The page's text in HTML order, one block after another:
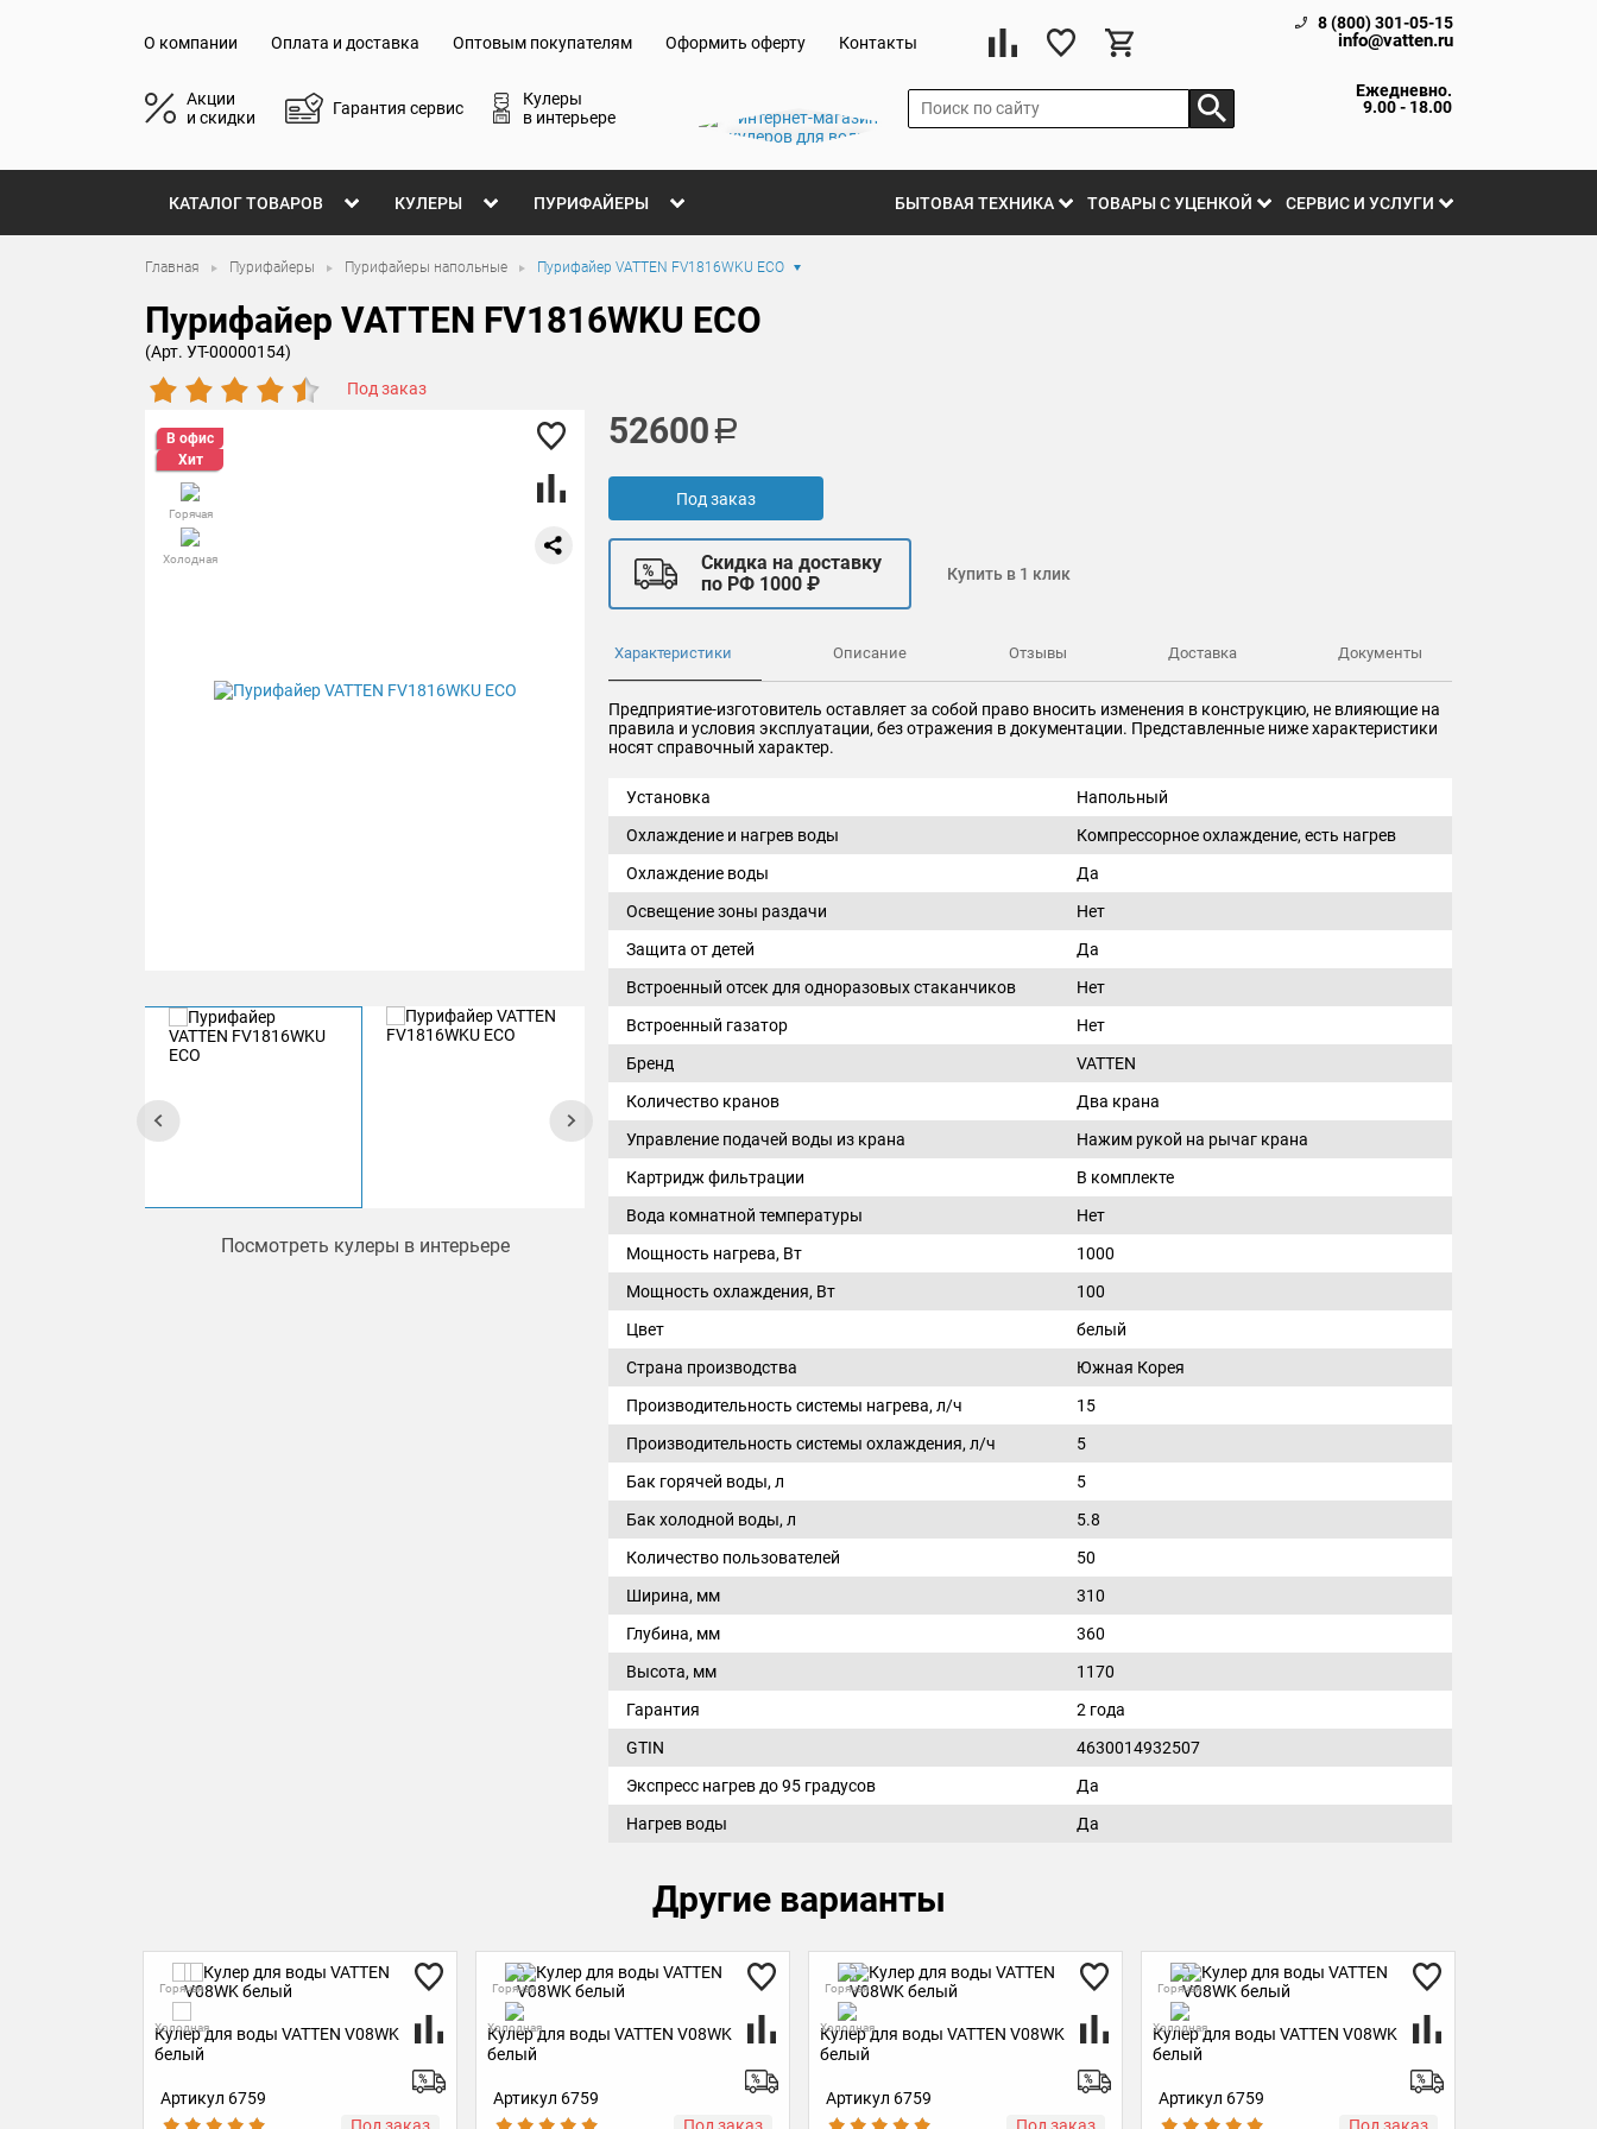
О компании Оплата и доставка Оптовым покупателям Оформить оферту Контакты
8 (800) 301-05-15
info@vatten.ru
Акции
и скидки
Гарантия сервис
Кулеры
в интерьере
Ежедневно.
9.00 - 18.00
КАТАЛОГ ТОВАРОВ КУЛЕРЫ ПУРИФАЙЕРЫ БЫТОВАЯ ТЕХНИКА ТОВАРЫ С УЦЕНКОЙ СЕРВИС И УСЛУГИ
Главная Пурифайеры Пурифайеры напольные Пурифайер VATTEN FV1816WKU ECO
Пурифайер VATTEN FV1816WKU ECO
(Арт. УТ-00000154)
Под заказ
В офис
Хит
Горячая
Холодная
Посмотреть кулеры в интерьере
52600
Под заказ
Скидка на доставку
по РФ 1000 ₽
Купить в 1 клик
Характеристики Описание Отзывы Доставка Документы
Предприятие-изготовитель оставляет за собой право вносить изменения в конструкцию, не влияющие на
правила и условия эксплуатации, без отражения в документации. Представленные ниже характеристики
носят справочный характер.
Установка
Напольный
Охлаждение и нагрев воды
Компрессорное охлаждение, есть нагрев
Охлаждение воды
Да
Освещение зоны раздачи
Нет
Защита от детей
Да
Встроенный отсек для одноразовых стаканчиков
Нет
Встроенный газатор
Нет
Бренд
VATTEN
Количество кранов
Два крана
Управление подачей воды из крана
Нажим рукой на рычаг крана
Картридж фильтрации
В комплекте
Вода комнатной температуры
Нет
Мощность нагрева, Вт
1000
Мощность охлаждения, Вт
100
Цвет
белый
Страна производства
Южная Корея
Производительность системы нагрева, л/ч
15
Производительность системы охлаждения, л/ч
5
Бак горячей воды, л
5
Бак холодной воды, л
5.8
Количество пользователей
50
Ширина, мм
310
Глубина, мм
360
Высота, мм
1170
Гарантия
2 года
GTIN
4630014932507
Экспресс нагрев до 95 градусов
Да
Нагрев воды
Да
Другие варианты
Горячая
Холодная
Кулер для воды VATTEN V08WK
белый
Артикул 6759
Горячая
Холодная
Кулер для воды VATTEN V08WK
белый
Артикул 6759
Горячая
Холодная
Кулер для воды VATTEN V08WK
белый
Артикул 6759
Горячая
Холодная
Кулер для воды VATTEN V08WK
белый
Артикул 6759